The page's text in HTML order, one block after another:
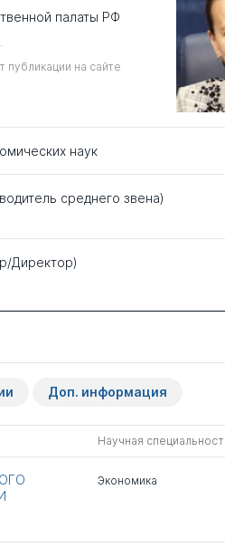
палаты РФ
на сайте
наук
среднего звена)
Директор)
Доп. информация
Научная
Экономика